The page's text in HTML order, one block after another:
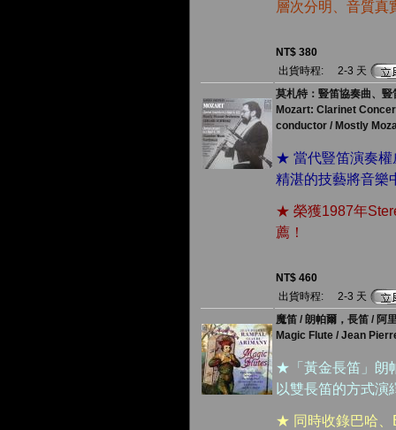
層次分明、音質真
NT$ 380
出貨時程:
2-3 天
莫札特：豎笛協奏曲、
Mozart: Clarinet
conductor / Mostly
★ 當代豎笛演奏權
精湛的技藝將音樂
★ 榮獲1987年
薦！
NT$ 460
出貨時程:
2-3 天
魔笛 / 朗帕爾，長笛 / 阿
Magic Flute / Jean
★「黃金長笛」朗
以雙長笛的方式演
★ 同時收錄巴哈、